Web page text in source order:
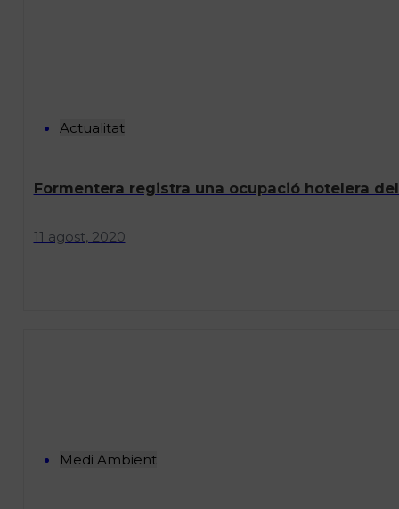
Actualitat
Formentera registra una ocupació hotelera
11 agost, 2020
Medi Ambient